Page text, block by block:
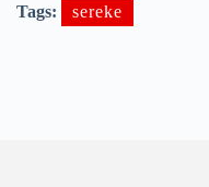
Tags: sereke